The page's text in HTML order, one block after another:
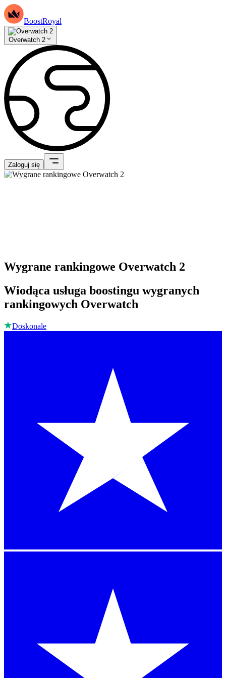
BoostRoyal
Overwatch 2
Zaloguj się
Wygrane rankingowe Overwatch 2
Wiodąca usługa boostingu wygranych
rankingowych Overwatch
Doskonale